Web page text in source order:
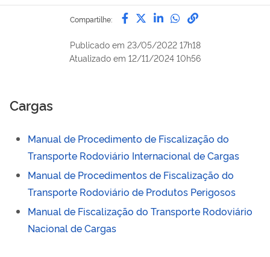
Compartilhe: Compartilhe por Facebook
Compartilhe por Twitter
Compartilhe por
Compartilhe
link para
Publicado em 23/05/2022 17h18
Atualizado em 12/11/2024 10h56
Cargas
Manual de Procedimento de Fiscalização do
Transporte Rodoviário Internacional de Cargas
Manual de Procedimentos de Fiscalização do
Transporte Rodoviário de Produtos Perigosos
Manual de Fiscalização do Transporte Rodoviário
Nacional de Cargas